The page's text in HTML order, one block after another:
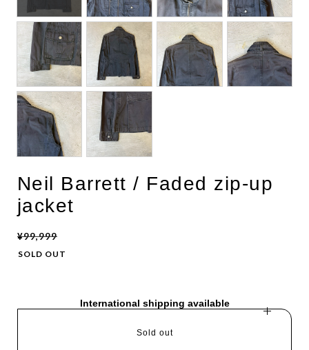
Neil Barrett / Faded zip-up
jacket
¥99,999
SOLD OUT
International shipping available
Sold out